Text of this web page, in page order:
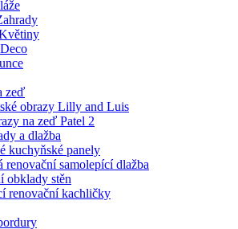
zeď
obrazy Lilly and Luis
na zeď Patel 2
a dlažba
kuchyňské panely
renovační samolepící dlažba
obklady stěn
renovační kachličky